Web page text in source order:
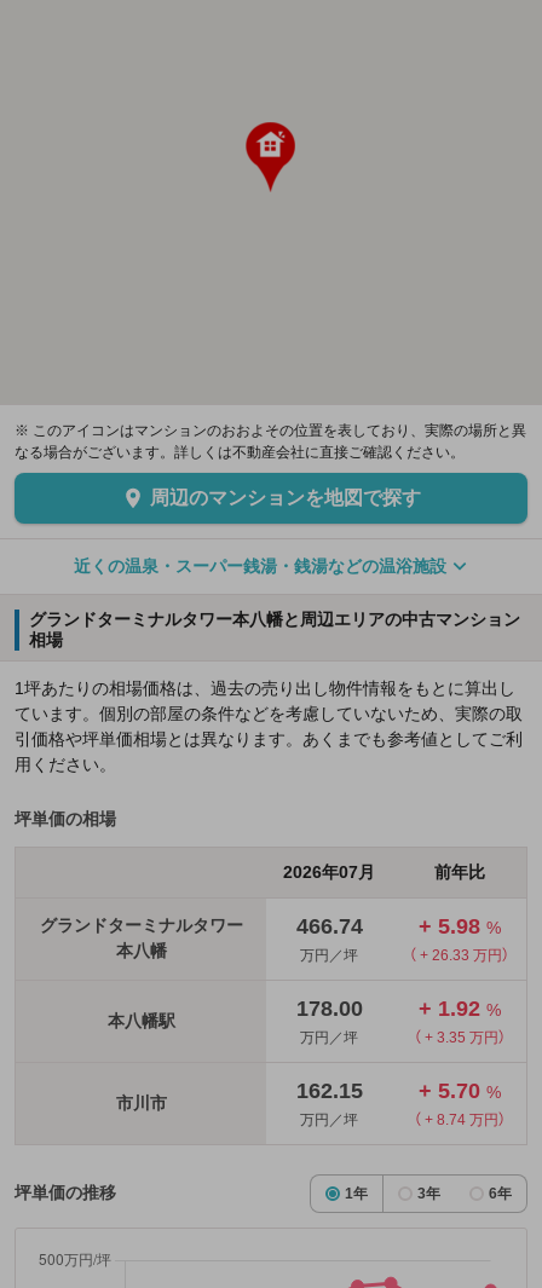
※ このアイコンはマンションのおおよその位置を表しており、実際の場所と異
なる場合がございます。詳しくは不動産会社に直接ご確認ください。
周辺のマンションを地図で探す
近くの温泉・スーパー銭湯・銭湯などの温浴施設
グランドターミナルタワー本八幡と周辺エリアの中古マンション
相場
1坪あたりの相場価格は、過去の売り出し物件情報をもとに算出し
ています。個別の部屋の条件などを考慮していないため、実際の取
引価格や坪単価相場とは異なります。あくまでも参考値としてご利
用ください。
坪単価の相場
2026年07月 前年比
グランドターミナルタワー
本八幡
466.74
万円／坪
+ 5.98 %
（ + 26.33 万円）
本八幡駅 178.00
万円／坪
+ 1.92 %
（ + 3.35 万円）
市川市 162.15
万円／坪
+ 5.70 %
（ + 8.74 万円）
坪単価の推移 1年 3年 6年